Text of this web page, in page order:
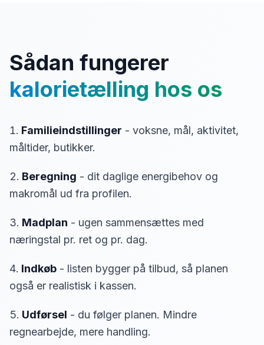
Sådan fungerer
kalorietælling hos os
Familieindstillinger - voksne, mål, aktivitet,
måltider, butikker.
Beregning - dit daglige energibehov og
makromål ud fra profilen.
Madplan - ugen sammensættes med
næringstal pr. ret og pr. dag.
Indkøb - listen bygger på tilbud, så planen
også er realistisk i kassen.
Udførsel - du følger planen. Mindre
regnearbejde, mere handling.